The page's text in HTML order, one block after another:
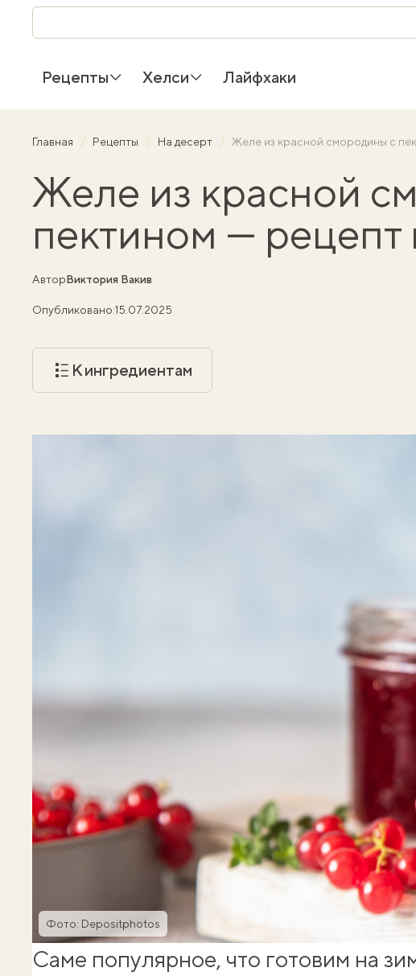
Рецепты Хелси Лайфхаки
Главная Рецепты На десерт Желе из красной смородины с
Желе из красной
пектином — рецепт
АвторВиктория Вакив
Опубликовано:15.07.2025
К ингредиентам
Фото: Depositphotos
Саме популярное, что готовим на